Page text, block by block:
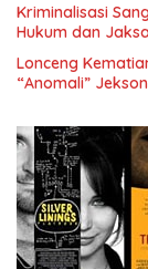
Kriminalisasi
Hukum dan
Lonceng
“Anomali”